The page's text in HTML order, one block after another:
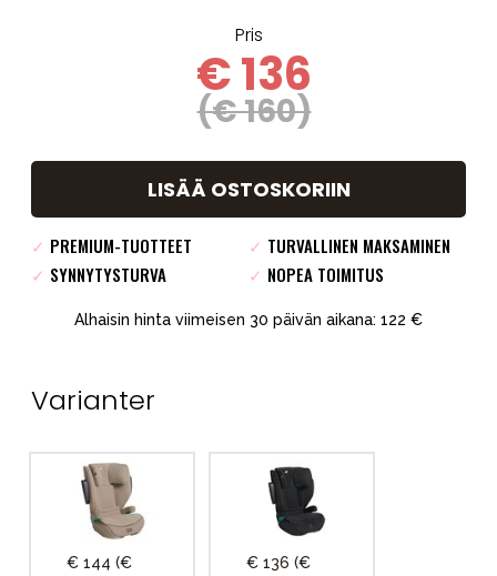
Pris
€ 136
(€ 160)
LISÄÄ OSTOSKORIIN
✓ PREMIUM-TUOTTEET ✓ TURVALLINEN MAKSAMINEN
✓ SYNNYTYSTURVA ✓ NOPEA TOIMITUS
Alhaisin hinta viimeisen 30 päivän aikana: 122 €
Varianter
€ 144 (€
€ 136 (€